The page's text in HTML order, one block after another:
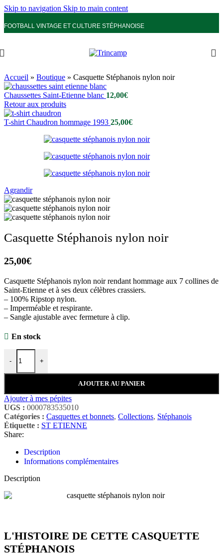
Skip to navigation Skip to main content
FOOTBALL VINTAGE ET CULTURE STÉPHANOISE
Accueil » Boutique » Casquette Stéphanois nylon noir
Chaussettes Saint-Etienne blanc 12,00€
Retour aux produits
T-shirt Chaudron hommage 1993 25,00€
Agrandir
Casquette Stéphanois nylon noir
25,00€
Casquette Stéphanois nylon noir rendant hommage aux 7 collines de
Saint-Etienne et à ses deux célèbres crassiers.
– 100% Ripstop nylon.
– Imperméable et respirante.
– Sangle ajustable avec fermeture à clip.
En stock
- +
AJOUTER AU PANIER
Ajouter à mes pépites
UGS : 0000783535010
Catégories : Casquettes et bonnets, Collections, Stéphanois
Étiquette : ST ETIENNE
Share:
Description
Informations complémentaires
Description
L'HISTOIRE DE CETTE CASQUETTE
STÉPHANOIS